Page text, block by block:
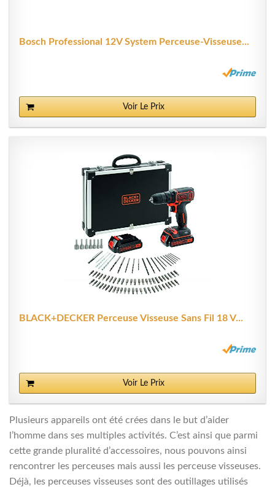
Bosch Professional 12V System Perceuse-Visseuse...
Voir Le Prix
BLACK+DECKER Perceuse Visseuse Sans Fil 18 V...
Voir Le Prix
Plusieurs appareils ont été crées dans le but d’aider
l’homme dans ses multiples activités. C’est ainsi que parmi
cette grande pluralité d’accessoires, nous pouvons ainsi
rencontrer les perceuses mais aussi les perceuse visseuses.
Déjà, les perceuses visseuses sont des outillages utilisés